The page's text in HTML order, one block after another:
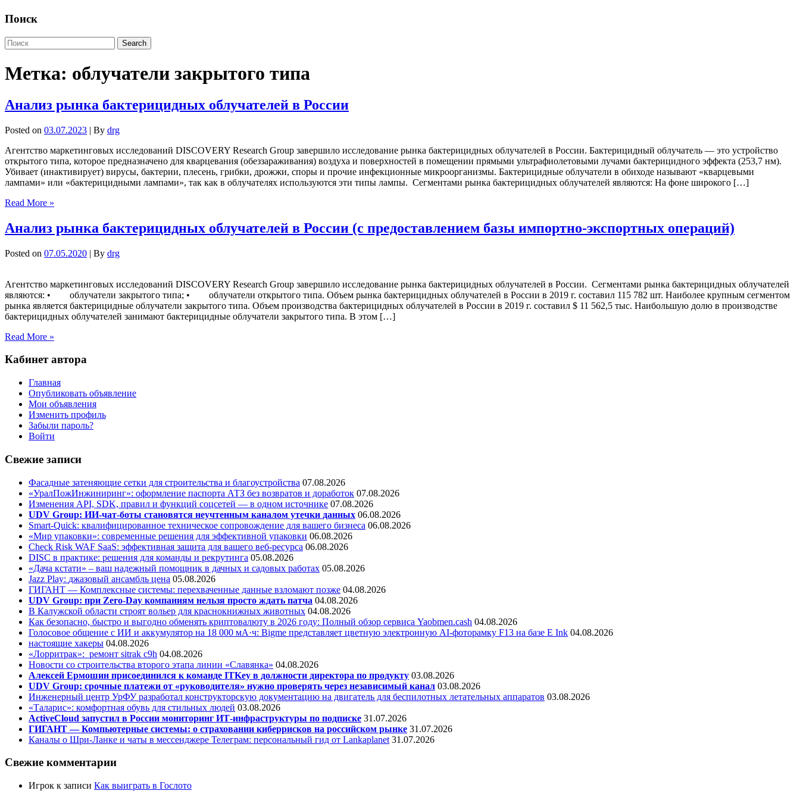
Поиск
Метка: облучатели закрытого типа
Анализ рынка бактерицидных облучателей в России
Posted on 03.07.2023 | By drg
Агентство маркетинговых исследований DISCOVERY Research Group завершило исследование рынка бактерицидных облучателей в России. Бактерицидный облучатель — это устройство
открытого типа, которое предназначено для кварцевания (обеззараживания) воздуха и поверхностей в помещении прямыми ультрафиолетовыми лучами бактерицидного эффекта (253,7 нм).
Убивает (инактивирует) вирусы, бактерии, плесень, грибки, дрожжи, споры и прочие инфекционные микроорганизмы. Бактерицидные облучатели в обиходе называют «кварцевыми
лампами» или «бактерицидными лампами», так как в облучателях используются эти типы лампы. Сегментами рынка бактерицидных облучателей являются: На фоне широкого […]
Read More »
Анализ рынка бактерицидных облучателей в России (с предоставлением базы импортно-экспортных операций)
Posted on 07.05.2020 | By drg
Агентство маркетинговых исследований DISCOVERY Research Group завершило исследование рынка бактерицидных облучателей в России. Сегментами рынка бактерицидных облучателей
являются: • облучатели закрытого типа; • облучатели открытого типа. Объем рынка бактерицидных облучателей в России в 2019 г. составил 115 782 шт. Наиболее крупным сегментом
рынка является бактерицидные облучатели закрытого типа. Объем производства бактерицидных облучателей в России в 2019 г. составил $ 11 562,5 тыс. Наибольшую долю в производстве
бактерицидных облучателей занимают бактерицидные облучатели закрытого типа. В этом […]
Read More »
Кабинет автора
Главная
Опубликовать объявление
Мои объявления
Изменить профиль
Забыли пароль?
Войти
Свежие записи
Фасадные затеняющие сетки для строительства и благоустройства 07.08.2026
«УралПожИнжиниринг»: оформление паспорта АТЗ без возвратов и доработок 07.08.2026
Изменения API, SDK, правил и функций соцсетей — в одном источнике 07.08.2026
UDV Group: ИИ-чат-боты становятся неучтенным каналом утечки данных 06.08.2026
Smart-Quick: квалифицированное техническое сопровождение для вашего бизнеса 06.08.2026
«Мир упаковки»: современные решения для эффективной упаковки 06.08.2026
Check Risk WAF SaaS: эффективная защита для вашего веб-ресурса 06.08.2026
DISC в практике: решения для команды и рекрутинга 05.08.2026
«Дача кстати» – ваш надежный помощник в дачных и садовых работах 05.08.2026
Jazz Play: джазовый ансамбль цена 05.08.2026
ГИГАНТ — Комплексные системы: перехваченные данные взломают позже 04.08.2026
UDV Group: при Zero-Day компаниям нельзя просто ждать патча 04.08.2026
В Калужской области строят вольер для краснокнижных животных 04.08.2026
Как безопасно, быстро и выгодно обменять криптовалюту в 2026 году: Полный обзор сервиса Yaobmen.cash 04.08.2026
Голосовое общение с ИИ и аккумулятор на 18 000 мА·ч: Bigme представляет цветную электронную AI-фоторамку F13 на базе E Ink 04.08.2026
настоящие хакеры 04.08.2026
«Лорритрак»: ремонт sitrak c9h 04.08.2026
Новости со строительства второго этапа линии «Славянка» 04.08.2026
Алексей Ермошин присоединился к команде ITKey в должности директора по продукту 03.08.2026
UDV Group: срочные платежи от «руководителя» нужно проверять через независимый канал 03.08.2026
Инженерный центр УрФУ разработал конструкторскую документацию на двигатель для беспилотных летательных аппаратов 03.08.2026
«Таларис»: комфортная обувь для стильных людей 03.08.2026
ActiveCloud запустил в России мониторинг ИТ-инфраструктуры по подписке 31.07.2026
ГИГАНТ — Компьютерные системы: о страховании киберрисков на российском рынке 31.07.2026
Каналы о Шри-Ланке и чаты в мессенджере Телеграм: персональный гид от Lankaplanet 31.07.2026
Свежие комментарии
Игрок к записи Как выиграть в Гослото